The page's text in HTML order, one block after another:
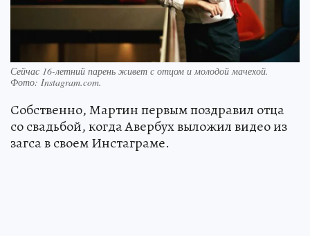
Сейчас 16-летний парень живет с отцом и молодой мачехой.
Фото: Instagram.com.
Собственно, Мартин первым поздравил отца
со свадьбой, когда Авербух выложил видео из
загса в своем Инстаграме.